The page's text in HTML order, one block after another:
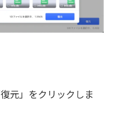
元」をクリックしま